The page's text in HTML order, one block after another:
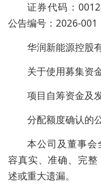
证券代码：
公告编号：2026-001
华润新能源控股
关于使用募集资
项目自筹资金及
分配额度确认的
本公司及董事会
容真实、准确、完
述或重大遗漏。